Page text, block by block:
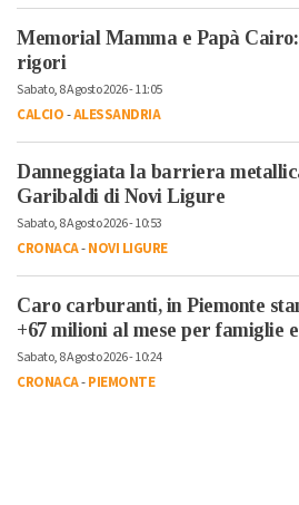
Memorial Mamma e Papà
rigori
Sabato, 8 Agosto 2026 - 11:05
CALCIO-ALESSANDRIA
Danneggiata la barriera
Garibaldi di Novi Ligure
Sabato, 8 Agosto 2026 - 10:53
CRONACA-NOVI LIGURE
Caro carburanti, in Piemonte
+67 milioni al mese per famiglie
Sabato, 8 Agosto 2026 - 10:24
CRONACA-PIEMONTE